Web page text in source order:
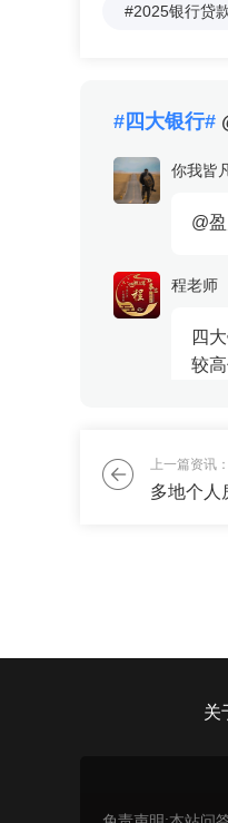
#2025银行贷
#四大银行#
你我皆
@
程老师
四
较
我
上一篇资讯：
多地个人
关